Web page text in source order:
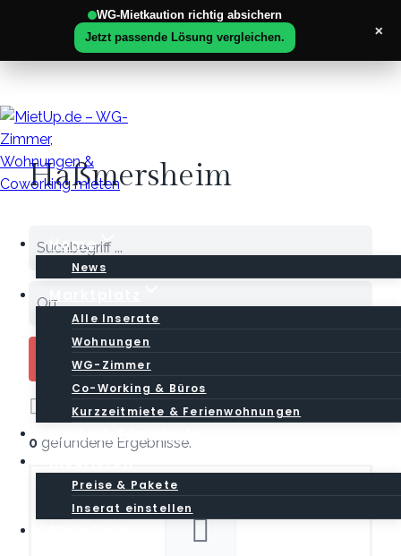
Zum
Inhalt
springen
Home
News
Alle Inserate
Wohnungen
WG-Zimmer
Co-Working & Büros
Kurzzeitmiete & Ferienwohnungen
Karte & Standorte
Preise & Pakete
Inserat einstellen
Haßmersheim
Sortieren nach:
0 gefundene Ergebnisse.
WG-Mietkaution richtig absichern
Jetzt passende Lösung vergleichen.
×